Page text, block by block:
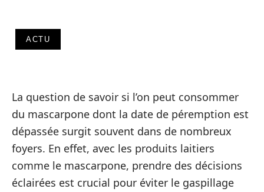
ACTU
La question de savoir si l’on peut consommer
du mascarpone dont la date de péremption est
dépassée surgit souvent dans de nombreux
foyers. En effet, avec les produits laitiers
comme le mascarpone, prendre des décisions
éclairées est crucial pour éviter le gaspillage